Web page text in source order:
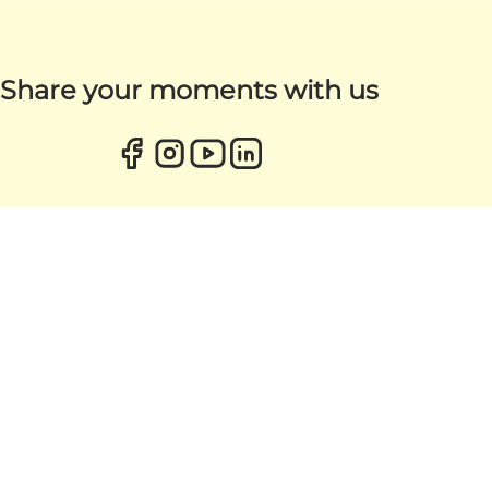
Share your moments with us